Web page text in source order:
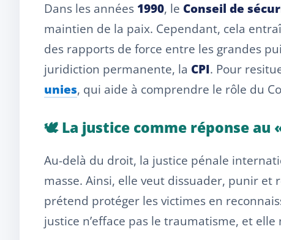
Dans les années 1990, le Conseil de
maintien de la paix. Cependant, cela
des rapports de force entre les grandes
juridiction permanente, la CPI. Pour
unies, qui aide à comprendre le rôle du
🕊️ La justice comme réponse au
Au-delà du droit, la justice pénale
masse. Ainsi, elle veut dissuader, punir
prétend protéger les victimes en
justice n’efface pas le traumatisme, et